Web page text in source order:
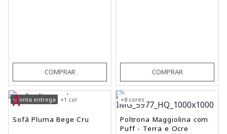
COMPRAR COMPRAR
pronta entrega +1 cor
Sofá Pluma Bege Cru
+8 cores
Poltrona Maggiolina com
Puff - Terra e Ocre